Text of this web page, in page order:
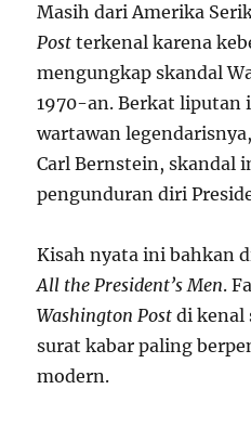
Masih dari Amerika
Post terkenal karena
mengungkap skandal
1970-an. Berkat liputan
wartawan
Carl Bernstein, skandal
pengunduran diri
Kisah nyata ini bahkan
All the President’s Men.
Washington Post di kenal
surat kabar paling
modern.